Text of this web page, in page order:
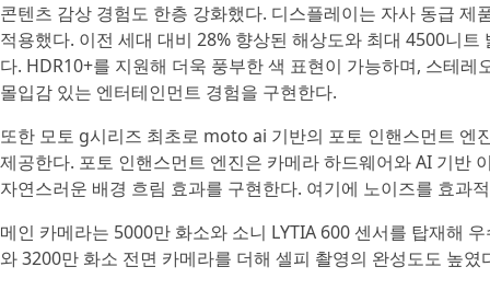
콘텐츠 감상 경험도 한층 강화했다. 디스플레이는 자사 동급
적용했다. 이전 세대 대비 28% 향상된 해상도와 최대 4500니
다. HDR10+를 지원해 더욱 풍부한 색 표현이 가능하며, 스테
몰입감 있는 엔터테인먼트 경험을 구현한다.
또한 모토 g시리즈 최초로 moto ai 기반의 포토 인핸스먼트
제공한다. 포토 인핸스먼트 엔진은 카메라 하드웨어와 AI 기반
자연스러운 배경 흐림 효과를 구현한다. 여기에 노이즈를 효과
메인 카메라는 5000만 화소와 소니 LYTIA 600 센서를 탑재해
와 3200만 화소 전면 카메라를 더해 셀피 촬영의 완성도도 높였